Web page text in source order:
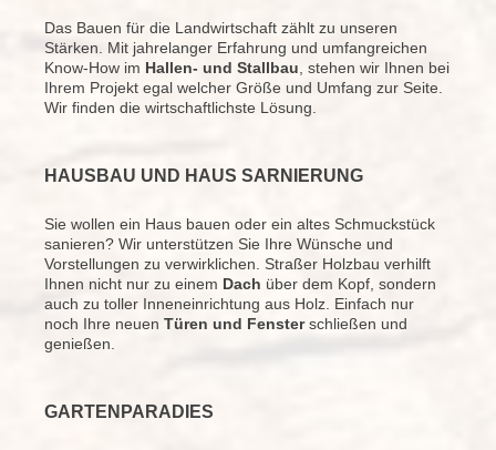
Das Bauen für die Landwirtschaft zählt zu unseren
Stärken. Mit jahrelanger Erfahrung und umfangreichen
Know-How im Hallen- und Stallbau, stehen wir Ihnen bei
Ihrem Projekt egal welcher Größe und Umfang zur Seite.
Wir finden die wirtschaftlichste Lösung.
HAUSBAU UND HAUS SARNIERUNG
Sie wollen ein Haus bauen oder ein altes Schmuckstück
sanieren? Wir unterstützen Sie Ihre Wünsche und
Vorstellungen zu verwirklichen. Straßer Holzbau verhilft
Ihnen nicht nur zu einem Dach über dem Kopf, sondern
auch zu toller Inneneinrichtung aus Holz. Einfach nur
noch Ihre neuenTüren und Fensterschließen und
genießen.
GARTENPARADIES